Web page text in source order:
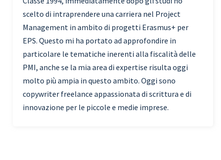
scelto di intraprendere una carriera nel Project
Management in ambito di progetti Erasmus+ per
EPS. Questo mi ha portato ad approfondire in
particolare le tematiche inerenti alla fiscalità delle
PMI, anche se la mia area di expertise risulta oggi
molto più ampia in questo ambito. Oggi sono
copywriter freelance appassionata di scrittura e di
innovazione per le piccole e medie imprese.